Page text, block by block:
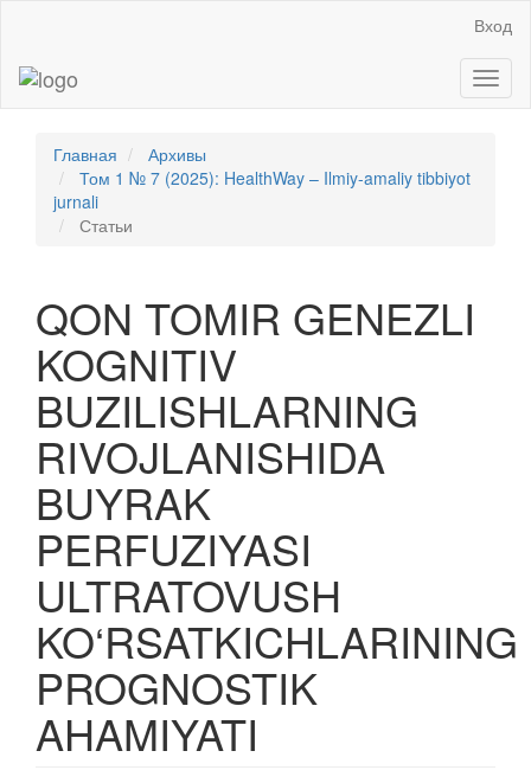
Основное
содержимое
панель
Вход
Главная
Архивы
Том 1 № 7 (2025): HealthWay – Ilmiy-amaliy tibbiyot
jurnali
Статьи
QON TOMIR GENEZLI
KOGNITIV
BUZILISHLARNING
RIVOJLANISHIDA
BUYRAK
PERFUZIYASI
ULTRATOVUSH
KO‘RSATKICHLARINING
PROGNOSTIK
AHAMIYATI